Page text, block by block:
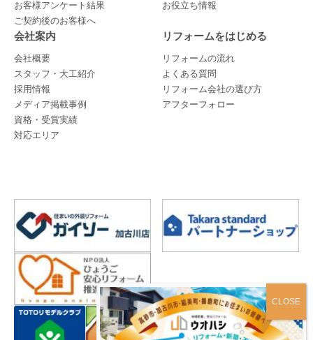
お客様アンケート結果
ご契約後のお客様へ
お役立ち情報
会社案内
会社概要
スタッフ・大工紹介
採用情報
メディア掲載事例
資格・受賞実績
対応エリア
リフォームをはじめる
リフォームの流れ
よくある質問
リフォーム会社の選び方
アフターフォロー